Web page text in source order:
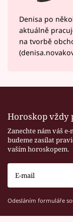
Denisa po
aktuálně
na tvorbě
Horoskop vždy
Zanechte nám váš
budeme zasílat
vaším horoskopem.
Odesláním formuláře